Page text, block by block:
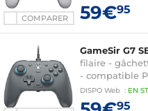
COMPARER 59€95
GameSir G7
filaire -
- compatible
DISPO Web : EN
95